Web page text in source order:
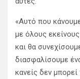
«Αυτό που
με όλους
και θα
διασφαλίσουμε
κανείς δεν μπορεί